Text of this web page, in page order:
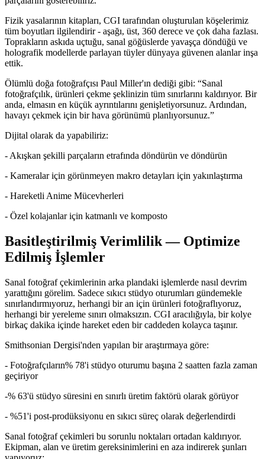
Fizik yasalarının kitapları, CGI tarafından oluşturulan köşelerimiz
tüm boyutları ilgilendirir - aşağı, üst, 360 derece ve çok daha fazlası.
Toprakların askıda uçtuğu, sanal göğüslerde yavaşça döndüğü ve
holografik modellerde parlayan tüyler dünyaya güvenen alanlar inşa
ettik.
Ölümlü doğa fotoğrafçısı Paul Miller'ın dediği gibi: “Sanal
fotoğrafçılık, ürünleri çekme şeklinizin tüm sınırlarını kaldırıyor. Bir
anda, elmasın en küçük ayrıntılarını genişletiyorsunuz. Ardından,
havayı çekmek için bir hava görünümü planlıyorsunuz.”
Dijital olarak da yapabiliriz:
- Akışkan şekilli parçaların etrafında döndürün ve döndürün
- Kameralar için görünmeyen makro detayları için yakınlaştırma
- Hareketli Anime Mücevherleri
- Özel kolajanlar için katmanlı ve komposto
Basitleştirilmiş Verimlilik — Optimize
Edilmiş İşlemler
Sanal fotoğraf çekimlerinin arka plandaki işlemlerde nasıl devrim
yarattığını görelim. Sadece sıkıcı stüdyo oturumları gündemekle
sınırlandırmıyoruz, herhangi bir an için ürünleri fotoğraflıyoruz,
herhangi bir yereleme sınırı olmaksızın. CGI aracılığıyla, bir kolye
birkaç dakika içinde hareket eden bir caddeden kolayca taşınır.
Smithsonian Dergisi'nden yapılan bir araştırmaya göre:
- Fotoğrafçıların% 78'i stüdyo oturumu başına 2 saatten fazla zaman
geçiriyor
-% 63'ü stüdyo süresini en sınırlı üretim faktörü olarak görüyor
- %51'i post-prodüksiyonu en sıkıcı süreç olarak değerlendirdi
Sanal fotoğraf çekimleri bu sorunlu noktaları ortadan kaldırıyor.
Ekipman, alan ve üretim gereksinimlerini en aza indirerek şunları